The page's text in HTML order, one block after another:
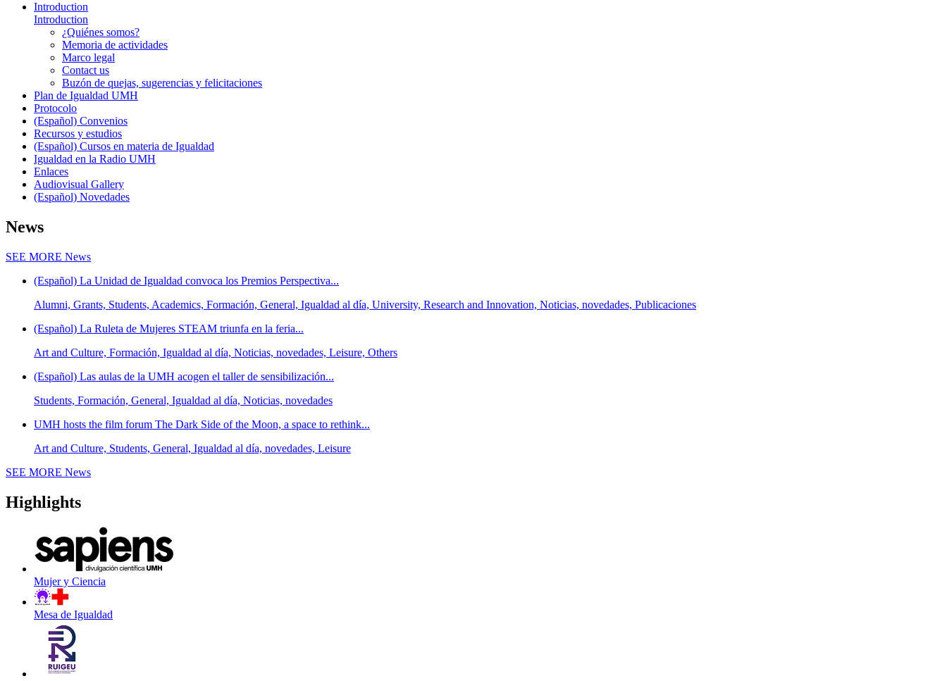
Introduction
Introduction
¿Quiénes somos?
Memoria de actividades
Marco legal
Contact us
Buzón de quejas, sugerencias y felicitaciones
Plan de Igualdad UMH
Protocolo
(Español) Convenios
Recursos y estudios
(Español) Cursos en materia de Igualdad
Igualdad en la Radio UMH
Enlaces
Audiovisual Gallery
(Español) Novedades
News
SEE MORE News
(Español) La Unidad de Igualdad convoca los Premios Perspectiva...
Alumni, Grants, Students, Academics, Formación, General, Igualdad al día, University, Research and Innovation, Noticias, novedades, Publicaciones
(Español) La Ruleta de Mujeres STEAM triunfa en la feria...
Art and Culture, Formación, Igualdad al día, Noticias, novedades, Leisure, Others
(Español) Las aulas de la UMH acogen el taller de sensibilización...
Students, Formación, General, Igualdad al día, Noticias, novedades
UMH hosts the film forum The Dark Side of the Moon, a space to rethink...
Art and Culture, Students, General, Igualdad al día, novedades, Leisure
SEE MORE News
Highlights
Mujer y Ciencia
Mesa de Igualdad